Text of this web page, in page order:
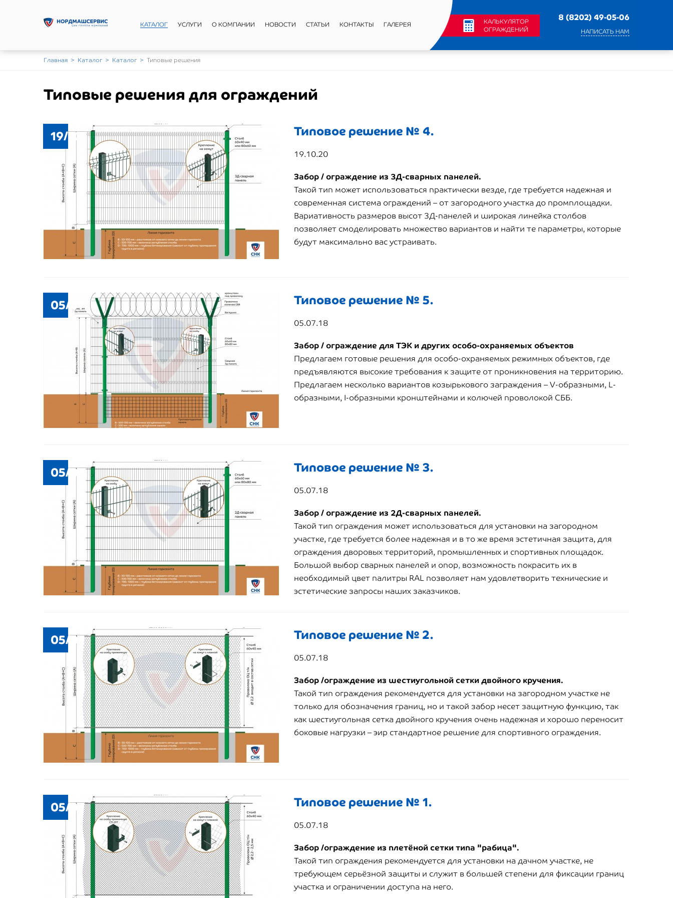
КАТАЛОГ УСЛУГИ О КОМПАНИИ НОВОСТИ СТАТЬИ КОНТАКТЫ ГАЛЕРЕЯ
КАЛЬКУЛЯТОР
ОГРАЖДЕНИЙ
8 (8202) 49-05-06
НАПИСАТЬ НАМ
Главная > Каталог > Каталог > Типовые решения
Типовые решения для ограждений
19/10 Типовое решение № 4.
19.10.20
Забор / ограждение из 3Д-сварных панелей.
Такой тип может использоваться практически везде, где требуется надежная и
современная система ограждений – от загородного участка до промплощадки.
Вариативность размеров высот 3Д-панелей и широкая линейка столбов
позволяет смоделировать множество вариантов и найти те параметры, которые
будут максимально вас устраивать.
05/07 Типовое решение № 5.
05.07.18
Забор / ограждение для ТЭК и других особо-охраняемых объектов
Предлагаем готовые решения для особо-охраняемых режимных объектов, где
предъявляются высокие требования к защите от проникновения на территорию.
Предлагаем несколько вариантов козырькового заграждения – V-образными, L-
образными, I-образными кронштейнами и колючей проволокой СББ.
05/07 Типовое решение № 3.
05.07.18
Забор / ограждение из 2Д-сварных панелей.
Такой тип ограждения может использоваться для установки на загородном
участке, где требуется более надежная и в то же время эстетичная защита, для
ограждения дворовых территорий, промышленных и спортивных площадок.
Большой выбор сварных панелей и опор, возможность покрасить их в
необходимый цвет палитры RAL позволяет нам удовлетворить технические и
эстетические запросы наших заказчиков.
05/07 Типовое решение № 2.
05.07.18
Забор /ограждение из шестиугольной сетки двойного кручения.
Такой тип ограждения рекомендуется для установки на загородном участке не
только для обозначения границ, но и такой забор несет защитную функцию, так
как шестиугольная сетка двойного кручения очень надежная и хорошо переносит
боковые нагрузки – эир стандартное решение для спортивного ограждения.
05/07 Типовое решение № 1.
05.07.18
Забор /ограждение из плетёной сетки типа "рабица".
Такой тип ограждения рекомендуется для установки на дачном участке, не
требующем серьёзной защиты и служит в большей степени для фиксации границ
участка и ограничении доступа на него.